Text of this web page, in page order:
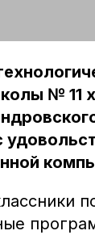
№ 11